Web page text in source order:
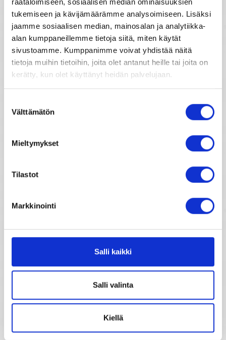
tukemiseen ja kävijämäärämme analysoimiseen. Lisäksi
jaamme sosiaalisen median, mainosalan ja analytiikka-
alan kumppaneillemme tietoja siitä, miten käytät
sivustoamme. Kumppanimme voivat yhdistää näitä
tietoja muihin tietoihin, joita olet antanut heille tai joita on
kerätty, kun olet käyttänyt heidän palvelujaan.
valinta
Välttämätön
Mieltymykset
Tilastot
Markkinointi
Salli kaikki
Salli valinta
Kiellä
Tähtimerkit
Unien tulkinta
Kiinalainen horoskooppi
Horoskooppimerkkien kuvaukset
Horoskooppiarkisto
2007
2012
2014
2016
2018
2021
2023